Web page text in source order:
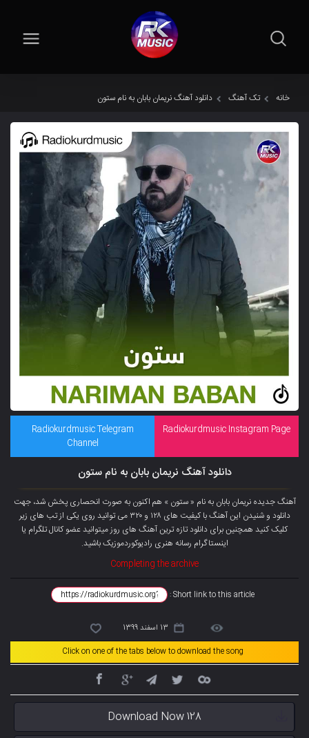
خانه تک آهنگ دانلود آهنگ نریمان بابان به نام ستون
Radiokurdmusic Instagram Page
Radiokurdmusic Telegram
Channel
دانلود آهنگ نریمان بابان به نام ستون
آهنگ جدیده نریمان بابان به نام « ستون » هم اکنون به صورت انحصاری پخش شد، جهت
دانلود و شنیدن این آهنگ با کیفیت های ۱۲۸ و ۳۲۰ می توانید روی یکی از تب های زیر
کلیک کنید همچنین برای دانلود تازه ترین آهنگ های روز میتوانید عضو کانال تلگرام یا
اینستاگرام رسانه هنری رادیوکوردموزیک باشید.
Completing the archive
Short link to this article :
13 اسفند 1399
Click on one of the tabs below to download the song
Download Now 128